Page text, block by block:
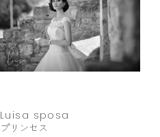
Luisa sposa
プリンセス